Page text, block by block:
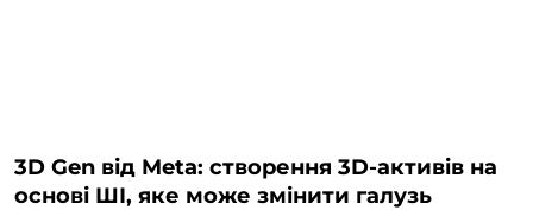
3D Gen від Meta: створення 3D-активів на
основі ШІ, яке може змінити галузь